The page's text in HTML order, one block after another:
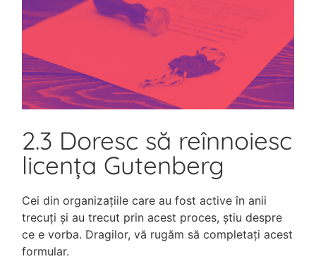
2.3 Doresc să reînnoiesc
licența Gutenberg
Cei din organizațiile care au fost active în anii
trecuți și au trecut prin acest proces, știu despre
ce e vorba. Dragilor, vă rugăm să completați acest
formular.